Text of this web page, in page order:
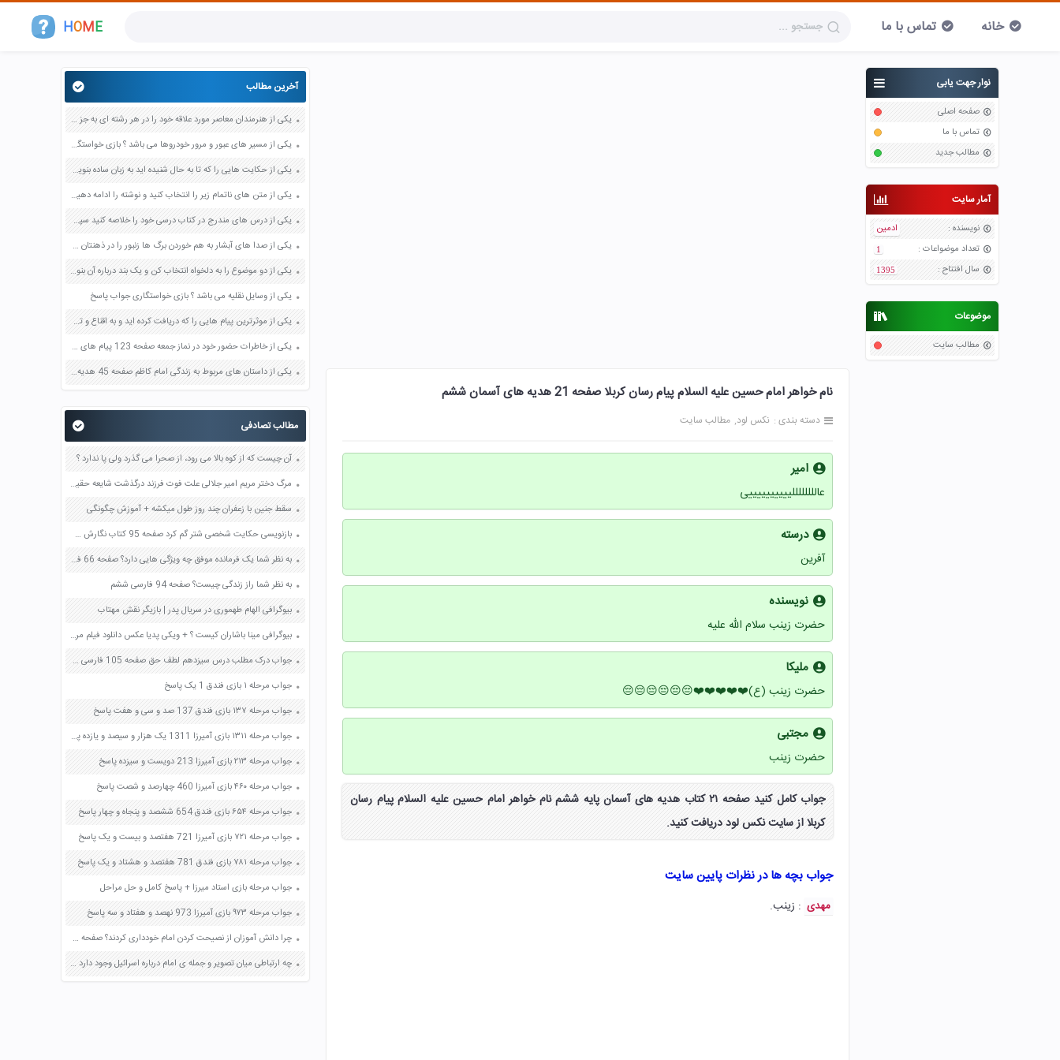
HOME خانه تماس با ما
نوار جهت یابی
صفحه اصلی
تماس با ما
مطالب جدید
آمار سایت
نویسنده :
ادمین
تعداد موضواعات :
1
سال افتتاح :
1395
موضوعات
مطالب سایت
نام خواهر امام حسین علیه السلام پیام رسان کربلا صفحه 21 هدیه های آسمان ششم
دسته بندی : نکس لود مطالب سایت
امیر
عاللللللللییییییییییی
درسته
آفرین
نویسنده
حضرت زینب سلام الله علیه
ملیکا
حضرت زینب (ع)❤️❤️❤️❤️❤️😔😔😔😔😔😔
مجتبی
حضرت زینب
جواب کامل کنید صفحه ۲۱ کتاب هدیه های آسمان پایه ششم نام خواهر امام حسین علیه السلام پیام رسان
کربلا از سایت نکس لود دریافت کنید.
جواب بچه ها در نظرات پایین سایت
مهدی : زینب.
آخرین مطالب
یکی از هنرمندان معاصر مورد علاقه خود را در هر رشته ای به جز عکاسی صفحه 69 فرهنگ و هنر نهم
یکی از مسیر های عبور و مرور خودروها می باشد ؟ بازی خواستگاری جواب پاسخ
یکی از حکایت هایی را که تا به حال شنیده اید به زبان ساده بنویسید صفحه 97 نگارش ششم دبستان
یکی از متن های ناتمام زیر را انتخاب کنید و نوشته را ادامه دهید صفحه 73 و 74 کتاب نگارش فارسی پنجم دبستان
یکی از درس های مندرج در کتاب درسی خود را خلاصه کنید سپس متن خلاصه شده را با بهره گیری از روش های دسته بندی نمودار جدول نقشه مفهومی نشان دهید صفحه 118 نگارش یازدهم
یکی از صدا های آبشار به هم خوردن برگ ها زنبور را در ذهنتان مجسم کنید و درباره آن یک بند بنویسید صفحه 11 نگارش پنجم
یکی از دو موضوع را به دلخواه انتخاب کن و یک بند درباره آن بنویس صفحه 35 کتاب نگارش فارسی سوم
یکی از وسایل نقلیه می باشد ؟ بازی خواستگاری جواب پاسخ
یکی از موثرترین پیام هایی را که دریافت کرده اید و به اقناع و تغییری جدی در شما منجر شده است برسی کنید و علت این تاثیر گذاری قابل توجه را بنویسید صفحه 52 تفکر و سواد رسانه ای دهم
یکی از خاطرات حضور خود در نماز جمعه صفحه 123 پیام های آسمان هفتم
یکی از داستان های مربوط به زندگی امام کاظم صفحه 45 هدیه های آسمان چهارم
مطالب تصادفی
آن چیست که از کوه بالا می رود، از صحرا می گذرد ولی پا ندارد ؟
مرگ دختر مریم امیر جلالی علت فوت فرزند درگذشت شایعه حقیقت + ماجرای
سقط جنین با زعفران چند روز طول میکشه + آموزش چگونگی
بازنویسی حکایت شخصی شتر گم کرد صفحه 95 کتاب نگارش هفتم ساده نویسی عبید زاکانی نثر امروزی
به نظر شما یک فرمانده موفق چه ویژگی هایی دارد؟ صفحه 66 فارسی هشتم
به نظر شما راز زندگی چیست؟ صفحه 94 فارسی ششم
بیوگرافی الهام طهموری در سریال پدر | بازیگر نقش مهتاب
بیوگرافی مینا باشاران کیست ؟ + ویکی پدیا عکس دانلود فیلم مرگ
جواب درک مطلب درس سیزدهم لطف حق صفحه 105 فارسی چهارم
جواب مرحله ۱ بازی فندق 1 یک پاسخ
جواب مرحله ۱۳۷ بازی فندق 137 صد و سی و هفت پاسخ
جواب مرحله ۱۳۱۱ بازی آمیرزا 1311 یک هزار و سیصد و یازده پاسخ
جواب مرحله ۲۱۳ بازی آمیرزا 213 دویست و سیزده پاسخ
جواب مرحله ۴۶۰ بازی آمیرزا 460 چهارصد و شصت پاسخ
جواب مرحله ۶۵۴ بازی فندق 654 ششصد و پنجاه و چهار پاسخ
جواب مرحله ۷۲۱ بازی آمیرزا 721 هفتصد و بیست و یک پاسخ
جواب مرحله ۷۸۱ بازی فندق 781 هفتصد و هشتاد و یک پاسخ
جواب مرحله بازی استاد میرزا + پاسخ کامل و حل مراحل
جواب مرحله ۹۷۳ بازی آمیرزا 973 نهصد و هفتاد و سه پاسخ
چرا دانش آموزان از نصیحت کردن امام خودداری کردند؟ صفحه 84 فارسی هفتم
چه ارتباطی میان تصویر و جمله ی امام درباره اسرائیل وجود دارد صفحه 96 هدیه های آسمان پنجم